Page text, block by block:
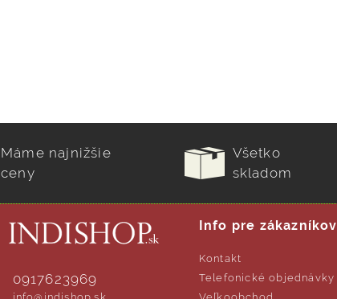
Máme najnižšie
ceny
Všetko
skladom
0917623969
Info pre zákazníkov
Kontakt
Telefonické objednávky